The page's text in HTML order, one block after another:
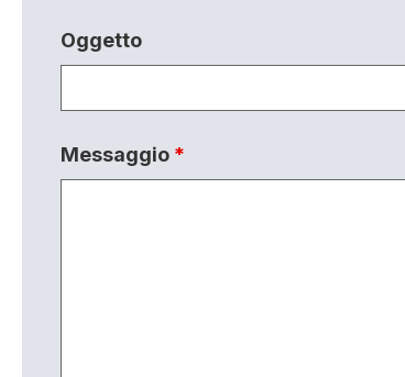
Oggetto
Messaggio *